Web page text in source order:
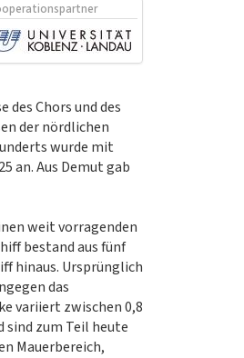
des Chors und des
der nördlichen
wurde mit
an. Aus Demut gab
weit vorragenden
bestand aus fünf
hinaus. Ursprünglich
das
variiert zwischen 0,8
sind zum Teil heute
Mauerbereich,